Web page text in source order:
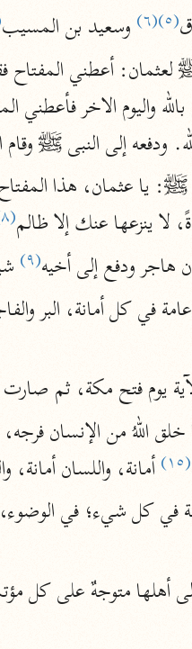
التسهيل
ابن جُزَيّ
نحو ٣ مجلدات
موسوعات
روح
الآلوسي (١٢٧٠ هـ)
نحو ٢٨ مجلدًا
أخرى
محمد الأمين
البقاعي
(٥) (٦) وسعيد بن المسيب
ودفعه إلى النبى ﷺ
ينزعها عنك إلا ظالم(٨)
هاجر ودفع إلى أخيه(٩)
يوم فتح مكة، ثم
(١٥) أمانة، واللسان أمانة،